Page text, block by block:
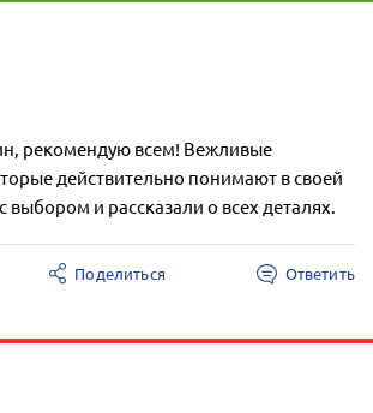
рекомендую всем! Вежливые
действительно понимают в своей
выбором и рассказали о всех деталях.
Поделиться Ответить